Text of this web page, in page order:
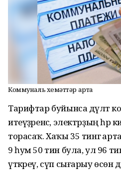
Коммуналь хеҙмәттәр арта
Тарифтар буйынса дәүләт
итеүҙәренсә, электрҙың
торасаҡ. Хаҡы 35 тингә
9 һум 50 тин була, ул 96
үткәреү, сүп сығарыу өсөн